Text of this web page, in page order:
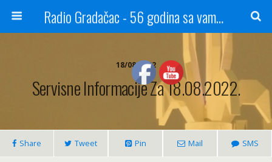
Radio Gradačac - 56 godina sa vama...
18/08/2022
Servisne Informacije Za 18.08.2022.
Share Tweet Pin Mail SMS